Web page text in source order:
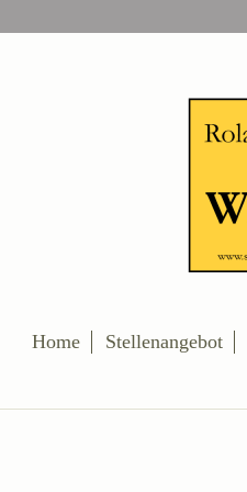
Home Stellenangebot